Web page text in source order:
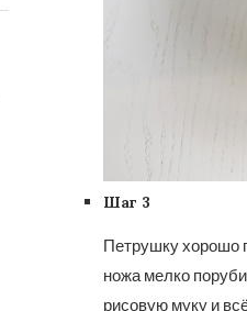
Шаг 3
Петрушку хорошо
ножа мелко
рисовую муку и